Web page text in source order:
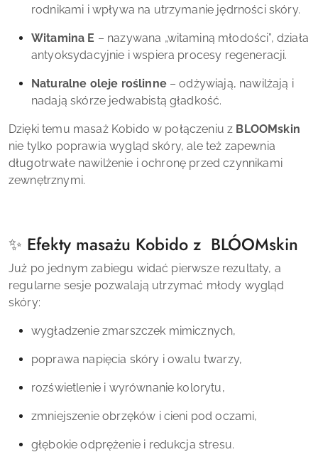
rodnikami i wpływa na utrzymanie jędrności skóry.
Witamina E – nazywana „witaminą młodości”, działa
antyoksydacyjnie i wspiera procesy regeneracji.
Naturalne oleje roślinne– odżywiają, nawilżają i
nadają skórze jedwabistą gładkość.
Dzięki temu masaż Kobido w połączeniu z BLOOMskin
nie tylko poprawia wygląd skóry, ale też zapewnia
długotrwałe nawilżenie i ochronę przed czynnikami
zewnętrznymi.
✨ Efekty masażu Kobido z BLÓOMskin
Już po jednym zabiegu widać pierwsze rezultaty, a
regularne sesje pozwalają utrzymać młody wygląd
skóry:
wygładzenie zmarszczek mimicznych,
poprawa napięcia skóry i owalu twarzy,
rozświetlenie i wyrównanie kolorytu,
zmniejszenie obrzęków i cieni pod oczami,
głębokie odprężenie i redukcja stresu.